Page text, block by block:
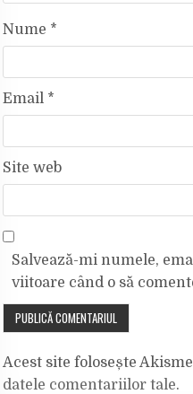
Nume *
Email *
Site web
Salvează-mi numele,
viitoare când o să
Acest site folosește
datele comentariilor tale.